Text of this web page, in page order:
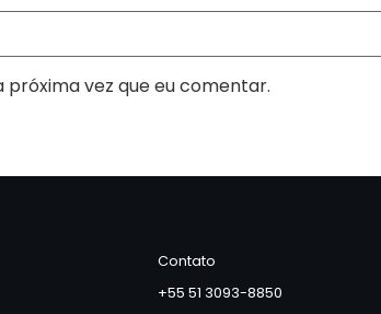
vez que eu comentar.
Contato
+55 51 3093-8850